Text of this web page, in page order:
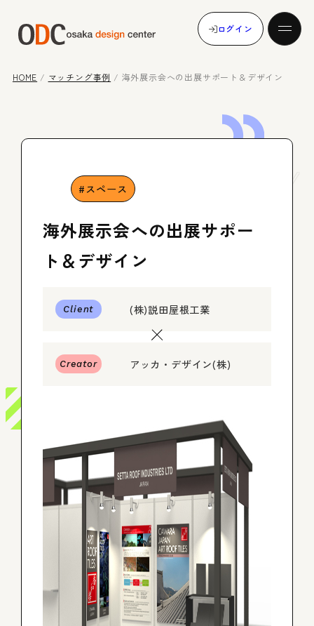
ログイン
受注する
マッチング事例
メンバー登録
ログイン
HOME / マッチング事例 / 海外展示会への出展サポート＆デザイン
Case
スペース
海外展示会への出展サポー
ト＆デザイン
Client (株)説田屋根工業
Creator アッカ・デザイン(株)